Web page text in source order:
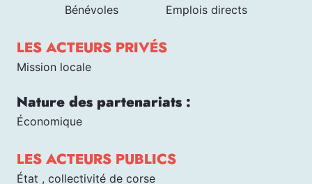
Bénévoles Emplois directs
LES ACTEURS PRIVÉS
Mission locale
Nature des partenariats :
Économique
LES ACTEURS PUBLICS
État , collectivité de corse